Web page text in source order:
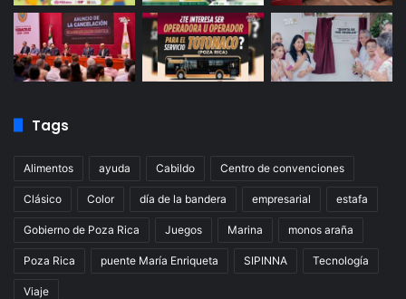
Tags
Alimentos ayuda Cabildo Centro de convenciones
Clásico Color día de la bandera empresarial estafa
Gobierno de Poza Rica Juegos Marina monos araña
Poza Rica puente María Enriqueta SIPINNA Tecnología
Viaje